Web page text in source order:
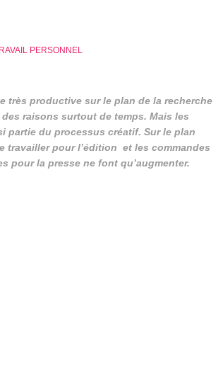
PERSONNEL
très productive sur le plan de la recherche
raisons surtout de temps. Mais les
partie du processus créatif. Sur le plan
travailler pour l’édition et les commandes
pour la presse ne font qu’augmenter.